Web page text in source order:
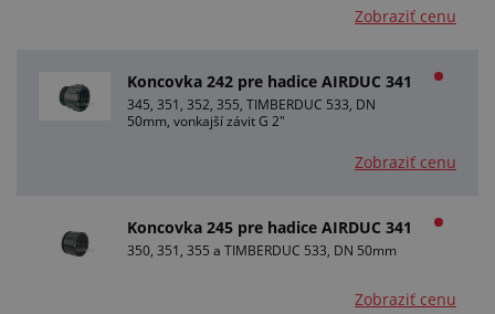
Zobraziť cenu
Koncovka 242 pre hadice AIRDUC 341
345, 351, 352, 355, TIMBERDUC 533, DN
50mm, vonkajší závit G 2"
Zobraziť cenu
Koncovka 245 pre hadice AIRDUC 341
350, 351, 355 a TIMBERDUC 533, DN 50mm
Zobraziť cenu